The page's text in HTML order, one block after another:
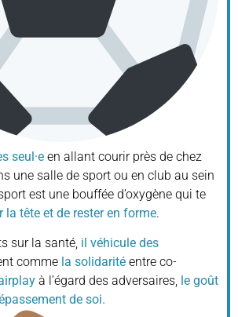
seul·e en allant courir près de chez
une salle de sport ou en club au sein
sport est une bouffée d’oxygène qui te
la tête et de rester en forme.
sur la santé, il véhicule des
comme la solidarité entre co-
à l’égard des adversaires, le goût
de soi.